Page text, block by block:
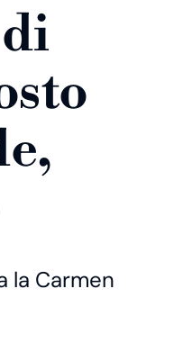
la Carmen